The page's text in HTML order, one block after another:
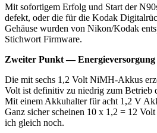
Mit sofortigem Erfolg und Start der
defekt, oder die für die Kodak
Gehäuse wurden von Nikon/Kodak
Stichwort Firmware.
Zweiter Punkt — Energieversorgung
Die mit sechs 1,2 Volt NiMH-Akkus
Volt ist definitiv zu niedrig zum Betrieb
Mit einem Akkuhalter für acht 1,2 V
Ganz sicher scheinen 10 x 1,2 = 12
ich gleich noch.